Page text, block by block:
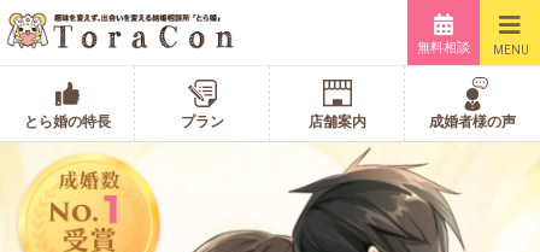
無料相談 MENU
とら婚の特長 プラン 店舗案内 成婚者様の声